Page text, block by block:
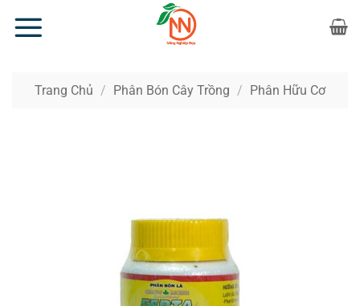
qua
Trang Chủ / Phân Bón Cây Trồng / Phân Hữu Cơ